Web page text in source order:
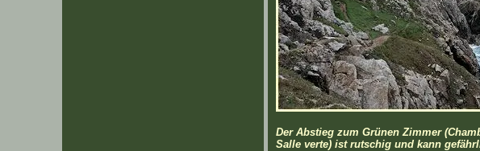
Der Abstieg zum Grünen Zimmer
Salle verte) ist rutschig und kann